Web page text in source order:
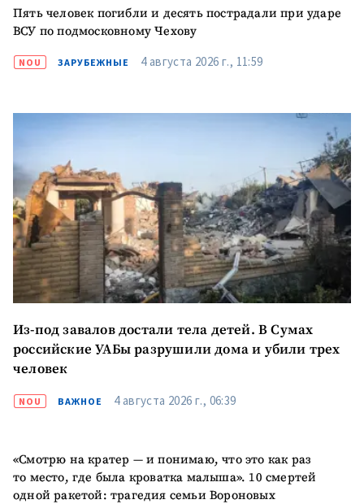
Пять человек погибли и десять пострадали при ударе
ВСУ по подмосковному Чехову
NOU ЗАРУБЕЖНЫЕ 4 августа 2026 г., 11:59
Из-под завалов достали тела детей. В Сумах
российские УАБы разрушили дома и убили трех
человек
NOU ВАЖНОЕ 4 августа 2026 г., 06:39
«Смотрю на кратер — и понимаю, что это как раз
то место, где была кроватка малыша». 10 смертей
одной ракетой: трагедия семьи Вороновых